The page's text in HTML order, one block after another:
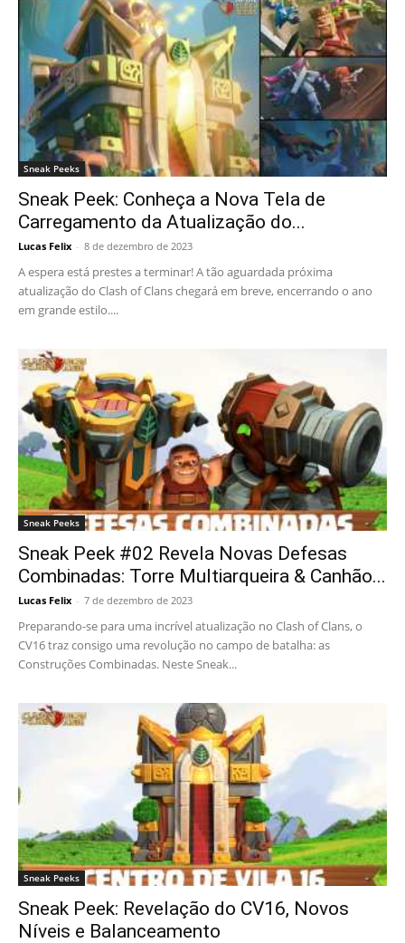
Sneak Peeks
Sneak Peek: Conheça a Nova Tela de
Carregamento da Atualização do...
Lucas Felix - 8 de dezembro de 2023
A espera está prestes a terminar! A tão aguardada próxima
atualização do Clash of Clans chegará em breve, encerrando o ano
em grande estilo....
Sneak Peeks
Sneak Peek #02 Revela Novas Defesas
Combinadas: Torre Multiarqueira & Canhão...
Lucas Felix - 7 de dezembro de 2023
Preparando-se para uma incrível atualização no Clash of Clans, o
CV16 traz consigo uma revolução no campo de batalha: as
Construções Combinadas. Neste Sneak...
Sneak Peeks
Sneak Peek: Revelação do CV16, Novos
Níveis e Balanceamento